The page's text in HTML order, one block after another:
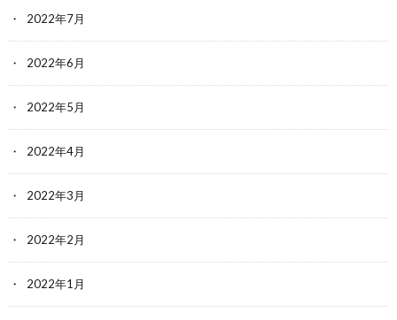
2022年7月
2022年6月
2022年5月
2022年4月
2022年3月
2022年2月
2022年1月